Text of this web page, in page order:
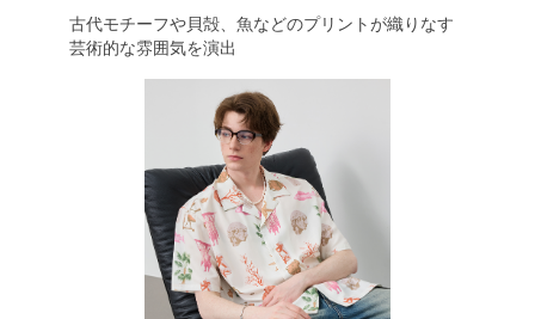
古代モチーフや貝殻、魚などのプリントが織りなす
芸術的な雰囲気を演出